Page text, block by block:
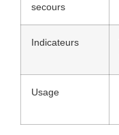
secours
Indicateurs
Usage